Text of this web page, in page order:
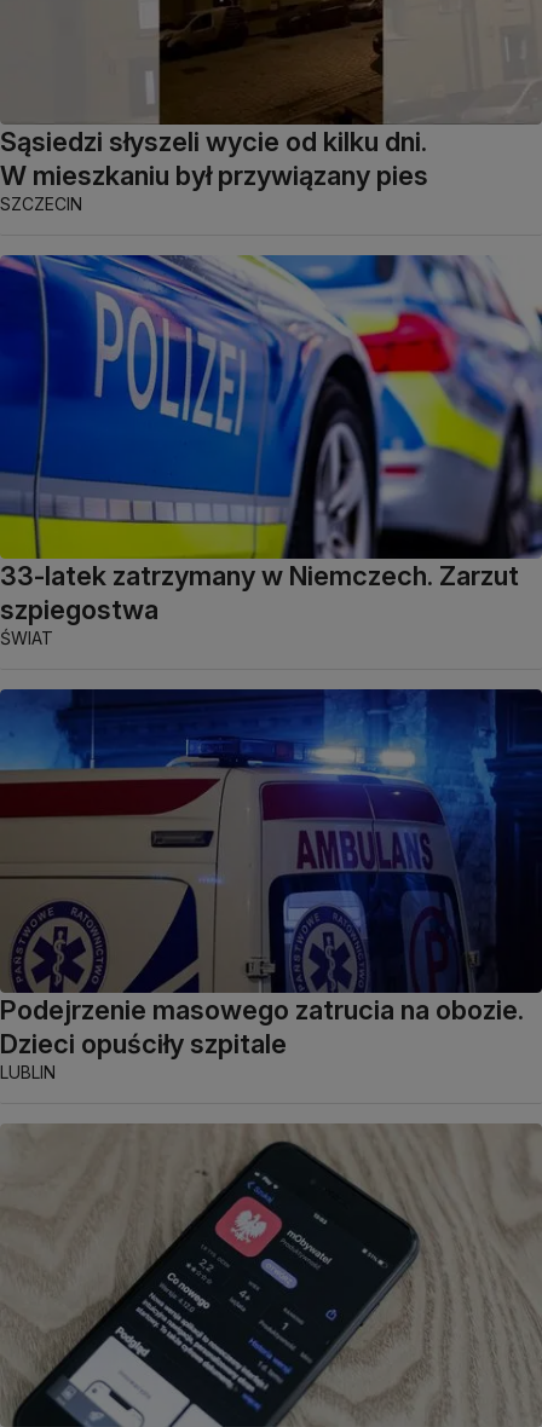
Sąsiedzi słyszeli wycie od kilku dni.
W mieszkaniu był przywiązany pies
SZCZECIN
33-latek zatrzymany w Niemczech. Zarzut
szpiegostwa
ŚWIAT
Podejrzenie masowego zatrucia na obozie.
Dzieci opuściły szpitale
LUBLIN